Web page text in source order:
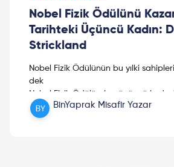
Nobel Fizik Ödülünü
Tarihteki Üçüncü Kadın:
Strickland
Nobel Fizik Ödülünün bu yılki
dek
Nobel Fizik Ödülü alan üçüncü kadın
yazıda!BinYaprak Misafir Yazar